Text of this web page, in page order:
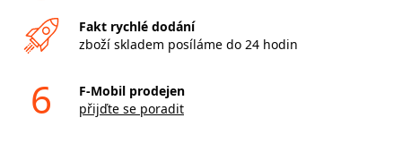
Fakt rychlé dodání
zboží skladem posíláme do 24 hodin
6
F-Mobil prodejen
přijďte se poradit